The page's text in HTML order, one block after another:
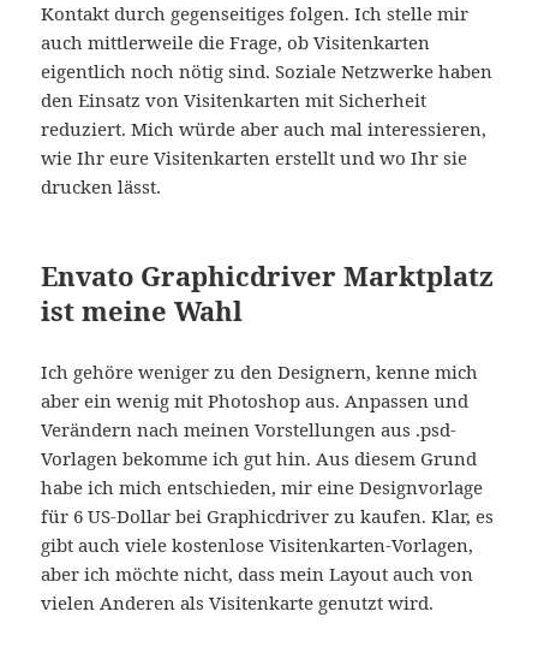
Kontakt durch gegenseitiges folgen. Ich stelle mir
auch mittlerweile die Frage, ob Visitenkarten
eigentlich noch nötig sind. Soziale Netzwerke haben
den Einsatz von Visitenkarten mit Sicherheit
reduziert. Mich würde aber auch mal interessieren,
wie Ihr eure Visitenkarten erstellt und wo Ihr sie
drucken lässt.
Envato Graphicdriver Marktplatz
ist meine Wahl
Ich gehöre weniger zu den Designern, kenne mich
aber ein wenig mit Photoshop aus. Anpassen und
Verändern nach meinen Vorstellungen aus .psd-
Vorlagen bekomme ich gut hin. Aus diesem Grund
habe ich mich entschieden, mir eine Designvorlage
für 6 US-Dollar bei Graphicdriver zu kaufen. Klar, es
gibt auch viele kostenlose Visitenkarten-Vorlagen,
aber ich möchte nicht, dass mein Layout auch von
vielen Anderen als Visitenkarte genutzt wird.